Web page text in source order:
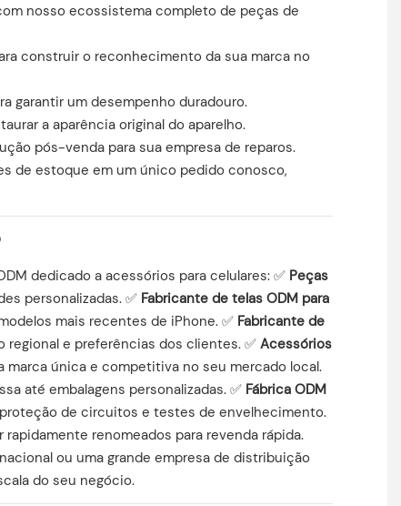
nosso ecossistema completo de peças de
construir o reconhecimento da sua marca no
garantir um desempenho duradouro.
a aparência original do aparelho.
pós-venda para sua empresa de reparos.
de estoque em um único pedido conosco,
dedicado a acessórios para celulares: ✅ Peças
personalizadas. ✅ Fabricante de telas ODM para
mais recentes de iPhone. ✅ Fabricante de
regional e preferências dos clientes. ✅ Acessórios
única e competitiva no seu mercado local.
até embalagens personalizadas. ✅ Fábrica ODM
de circuitos e testes de envelhecimento.
renomeados para revenda rápida.
ou uma grande empresa de distribuição
do seu negócio.